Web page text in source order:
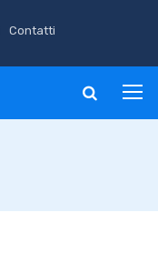
Contatti